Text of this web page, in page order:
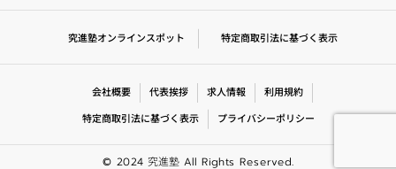
究進塾オンラインスポット 特定商取引法に基づく表示
会社概要 代表挨拶 求人情報 利用規約
特定商取引法に基づく表示 プライバシーポリシー
© 2024 究進塾 All Rights Reserved.